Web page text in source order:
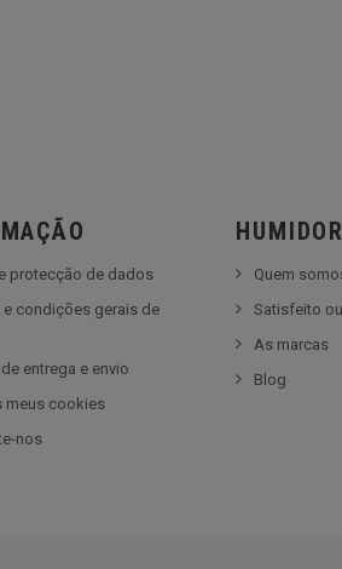
protecção de dados
e condições gerais de
entrega e envio
meus cookies
nos
Quem
Satisfeito
As marcas
Blog